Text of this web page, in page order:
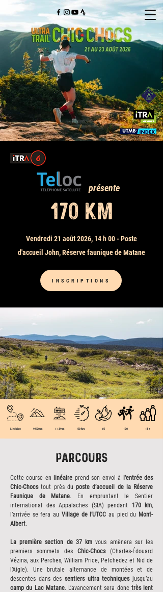
présente
170 KM
Vendredi 21 août 2026, 14 h 00 - Poste
d'accueil John, Réserve faunique de Matane
INSCRIPTIONS
Linéaire 9 500 m 1 139 m 50 hrs 15 100 18 +
parcours
Cette course en linéaire prend son envol à
l’entrée des
Chic-Chocstout près du poste d’accueil de la Réserve
Faunique de Matane. En empruntant le Sentier
international des Appalaches (SIA) pendant
170 km,
l’arrivée se fera au Village de l’UTCC au pied du Mont-
Albert.
La première section de 37 km vous amènera sur les
premiers sommets des Chic-Chocs(Charles-Édouard
Vézina, aux Perches, William Price, Petchedez et Nid de
l’Aigle). Une brutale alternance de montées et de
descentes dans des sentiers ultra techniquesjusqu’au
camp du Lac Matane. L’avancement sera donc très lent